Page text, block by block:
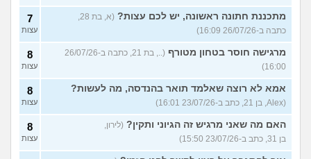
מתכננת חתונה ראשונה, יש לכם עצות?
כתבה ב-26/07/26 16:09)
7
עצות
מרגישה חוסר בטחון מטורף
(.., בת 21, כתבה ב-26/07/26
16:00)
8
עצות
אמא לא רוצה שאלמד תואר בהנדסה, מה לעשות?
(Alex, בן 21, כתב ב-23/07/26 16:01)
8
עצות
האם מה שאני מרגיש זה הגיוני ותקין? (לירון,
בן 31, כתב ב-23/07/26 15:50)
8
עצות